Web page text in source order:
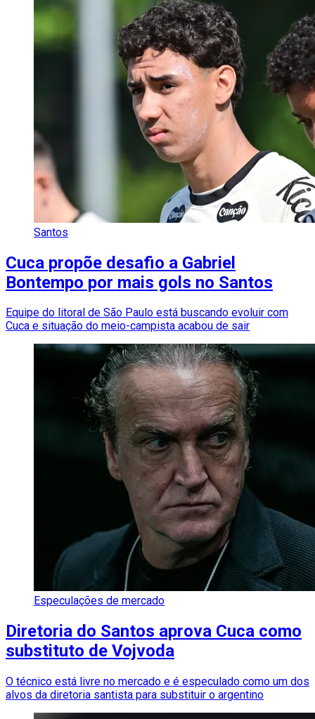
Santos
Cuca propõe desafio a Gabriel
Bontempo por mais gols no Santos
Equipe do litoral de São Paulo está buscando evoluir com
Cuca e situação do meio-campista acabou de sair
Especulações de mercado
Diretoria do Santos aprova Cuca como
substituto de Vojvoda
O técnico está livre no mercado e é especulado como um dos
alvos da diretoria santista para substituir o argentino